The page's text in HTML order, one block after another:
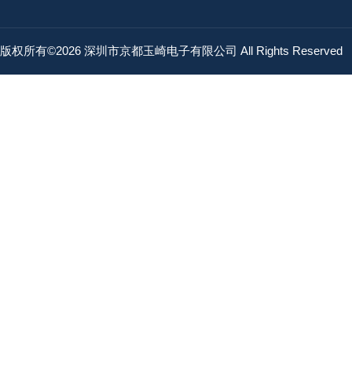
版权所有©2026 深圳市京都玉崎电子有限公司 All Rights Reserved